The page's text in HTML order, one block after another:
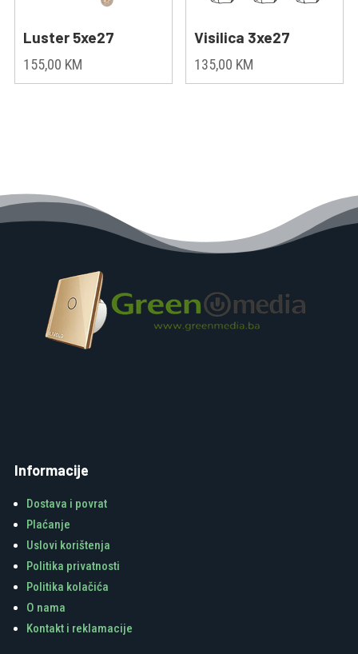
Luster 5xe27
155,00 KM
Visilica 3xe27
135,00 KM
Informacije
Dostava i povrat
Plaćanje
Uslovi korištenja
Politika privatnosti
Politika kolačića
O nama
Kontakt i reklamacije